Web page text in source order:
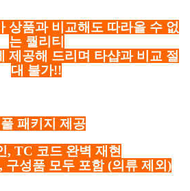
상품과 비교해도 따라올 수 없
는 퀄리티
제공해 드리며 타샵과 비교 절
대 불가!!
패키지 제공
, TC 코드 완벽 재현
구성품 모두 포함 (의류 제외)